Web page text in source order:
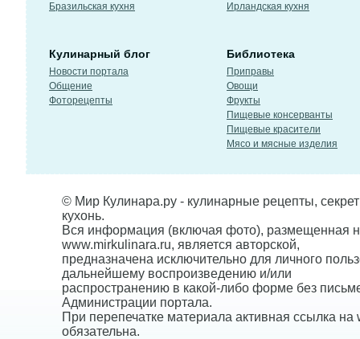
Бразильская кухня
Ирландская кухня
Кулинарный блог
Новости портала
Общение
Фоторецепты
Библиотека
Приправы
Овощи
Фрукты
Пищевые консерванты
Пищевые красители
Мясо и мясные изделия
© Мир Кулинара.ру - кулинарные рецепты,
кухонь.
Вся информация (включая фото), размещенная
www.mirkulinara.ru, является авторской,
предназначена исключительно для личного
дальнейшему воспроизведению и/или
распространению в какой-либо форме без
Администрации портала.
При перепечатке материала активная ссылка на
обязательна.